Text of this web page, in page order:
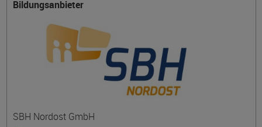
Bildungsanbieter
SBH Nordost GmbH